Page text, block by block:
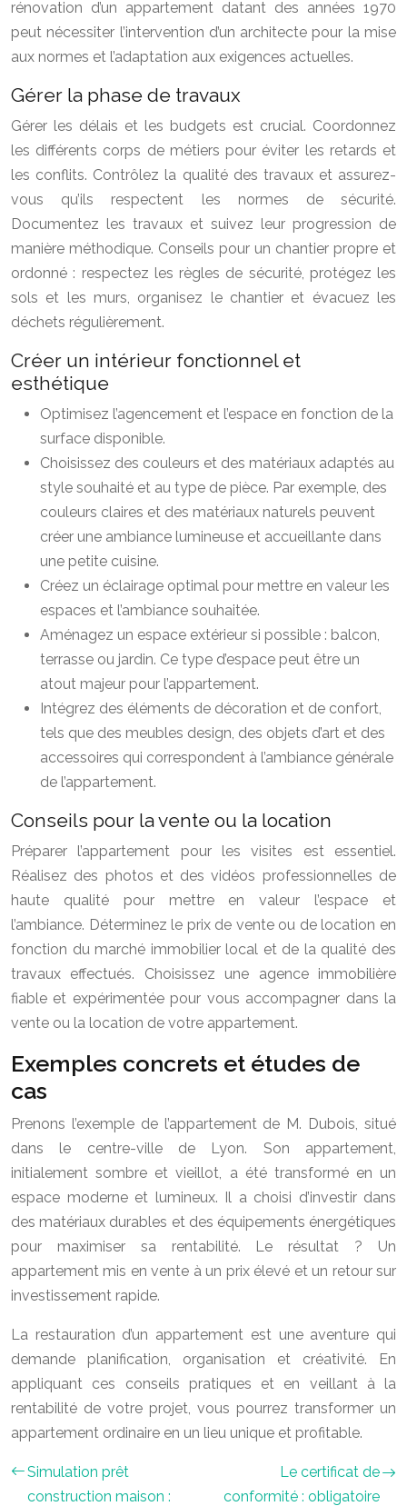
rénovation d’un appartement datant des années 1970
peut nécessiter l’intervention d’un architecte pour la mise
aux normes et l’adaptation aux exigences actuelles.
Gérer la phase de travaux
Gérer les délais et les budgets est crucial. Coordonnez
les différents corps de métiers pour éviter les retards et
les conflits. Contrôlez la qualité des travaux et assurez-
vous qu’ils respectent les normes de sécurité.
Documentez les travaux et suivez leur progression de
manière méthodique. Conseils pour un chantier propre et
ordonné : respectez les règles de sécurité, protégez les
sols et les murs, organisez le chantier et évacuez les
déchets régulièrement.
Créer un intérieur fonctionnel et
esthétique
Optimisez l’agencement et l’espace en fonction de la
surface disponible.
Choisissez des couleurs et des matériaux adaptés au
style souhaité et au type de pièce. Par exemple, des
couleurs claires et des matériaux naturels peuvent
créer une ambiance lumineuse et accueillante dans
une petite cuisine.
Créez un éclairage optimal pour mettre en valeur les
espaces et l’ambiance souhaitée.
Aménagez un espace extérieur si possible : balcon,
terrasse ou jardin. Ce type d’espace peut être un
atout majeur pour l’appartement.
Intégrez des éléments de décoration et de confort,
tels que des meubles design, des objets d’art et des
accessoires qui correspondent à l’ambiance générale
de l’appartement.
Conseils pour la vente ou la location
Préparer l’appartement pour les visites est essentiel.
Réalisez des photos et des vidéos professionnelles de
haute qualité pour mettre en valeur l’espace et
l’ambiance. Déterminez le prix de vente ou de location en
fonction du marché immobilier local et de la qualité des
travaux effectués. Choisissez une agence immobilière
fiable et expérimentée pour vous accompagner dans la
vente ou la location de votre appartement.
Exemples concrets et études de
cas
Prenons l’exemple de l’appartement de M. Dubois, situé
dans le centre-ville de Lyon. Son appartement,
initialement sombre et vieillot, a été transformé en un
espace moderne et lumineux. Il a choisi d’investir dans
des matériaux durables et des équipements énergétiques
pour maximiser sa rentabilité. Le résultat ? Un
appartement mis en vente à un prix élevé et un retour sur
investissement rapide.
La restauration d’un appartement est une aventure qui
demande planification, organisation et créativité. En
appliquant ces conseils pratiques et en veillant à la
rentabilité de votre projet, vous pourrez transformer un
appartement ordinaire en un lieu unique et profitable.
Simulation prêt
construction maison :
Le certificat de
conformité : obligatoire